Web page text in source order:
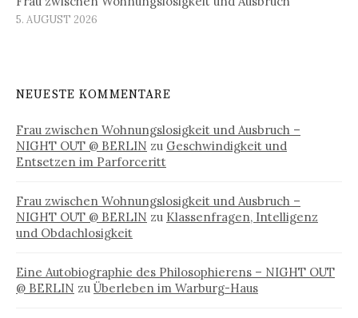
5. AUGUST 2026
NEUESTE KOMMENTARE
Frau zwischen Wohnungslosigkeit und Ausbruch –
NIGHT OUT @ BERLIN zu Geschwindigkeit und
Entsetzen im Parforceritt
Frau zwischen Wohnungslosigkeit und Ausbruch –
NIGHT OUT @ BERLIN zu Klassenfragen, Intelligenz
und Obdachlosigkeit
Eine Autobiographie des Philosophierens – NIGHT OUT
@ BERLIN zu Überleben im Warburg-Haus